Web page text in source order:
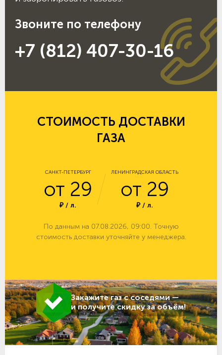
Звоните по телефону
+7 (812) 407-30-16
СТОИМОСТЬ ДОСТАВКИ
ГАЗА
САНКТ-ПЕТЕРБУРГ
от 29
₽ / л.
ЛЕНИНГРАДСКАЯ ОБЛАСТЬ
от 29
₽ / л.
По данным на 07.08.2026, 09:00. Точную
стоимость доставки уточняйте у менеджера.
Закажите газ с соседями —
и получите скидку за объём!